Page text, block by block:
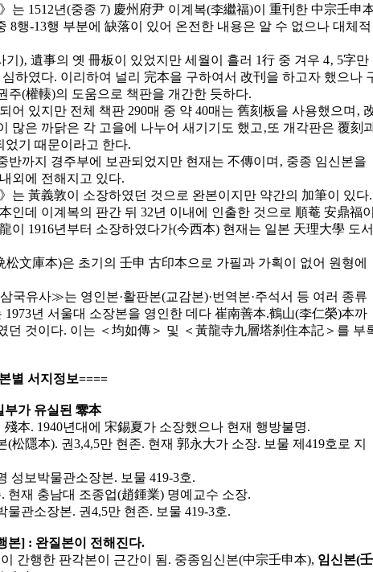
는 1512년(중종 7) 慶州府尹 이계복(李繼福)이 重刊한 中宗壬申
8행-13행 부분에 缺落이 있어 온전한 내용은 알 수 없으나 대체적
)‚ 遺事의 옛 冊板이 있었지만 세월이 흘러 1行 중 겨우 4‚ 5字만
하였다. 이리하여 널리 完本을 구하여서 改刊을 하고자 했으나
주(權輳)의 도움으로 책판을 개간한 듯하다.
어 있지만 전체 책판 290매 중 약 40매는 舊刻板을 사용했으며‚
많은 까닭은 각 고을에 나누어 새기기도 했고‚또 개각판은 覆刻
기 때문이라고 한다.
반까지 경주부에 보관되었지만 현재는 不傳이며‚ 중종 임신본을
외에 전해지고 있다.
는 黃義敦이 소장하였던 것으로 완본이지만 약간의 加筆이 있다.
인데 이계복의 판간 뒤 32년 이내에 인출한 것으로 順菴 安鼎福이
이 1916년부터 소장하였다가(今西本) 현재는 일본 天理大學 도서
文庫本)은 초기의 壬申 古印本으로 가필과 가획이 없어 원형에
국유사≫는 영인본·활판본(교감본)·번역본·주석서 등 여러 종류
년 서울대 소장본을 영인한 데다 崔南善本.鶴山(李仁榮)本까
던 것이다. 이는 ＜均如傳＞ 및 ＜黃龍寺九層塔刹住本記＞를 부
별 서지정보====
가 유실된 零本
殘本. 1940년대에 宋錫夏가 소장했으나 현재 행방불명.
(松隱本). 권3,4,5만 현존. 현재 郭永大가 소장. 보물 제419호로 지
성보박물관소장본. 보물 419-3호.
현재 충남대 조종업(趙鍾業) 명예교수 소장.
물관소장본. 권4,5만 현존. 보물 419-3호.
본] : 완질본이 전해진다.
간행한 판각본이 근간이 됨. 중종임신본(中宗壬申本), 임신본(壬